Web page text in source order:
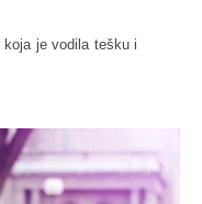
koja je vodila tešku i